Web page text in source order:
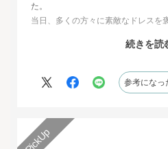
た。
当日、多くの方々に素敵なドレスを
その旨をお伝えさせていただきたい
人生最高の幸せな日に華を添えてい
続きを読
参考になっ